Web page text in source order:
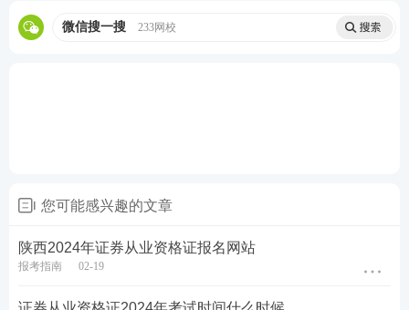
点，可以在短期内帮助我们复习提升成绩。而
233wx】加入233网校备考大家庭，我们共同学习一起
微信搜一搜 233网校
您可能感兴趣的文章
陕西2024年证券从业资格证报名网站
报考指南 02-19